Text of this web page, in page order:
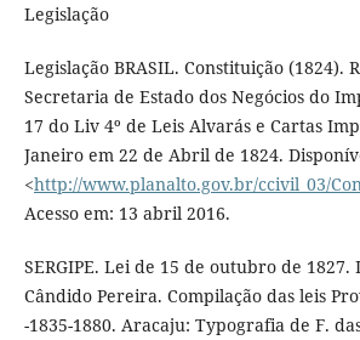
Legislação
Legislação BRASIL. Constituição (1824).
Secretaria de Estado dos Negócios do
17 do Liv 4º de Leis Alvarás e Cartas
Janeiro em 22 de Abril de 1824.
<http://www.planalto.gov.br/ccivil_03/
Acesso em: 13 abril 2016.
SERGIPE. Lei de 15 de outubro de 1827.
Cândido Pereira. Compilação das leis
-1835-1880. Aracaju: Typografia de F.